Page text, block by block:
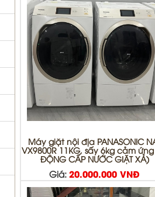
Máy giặt nội địa PANASONIC
VX9800R 11KG, sấy 6kg cảm ứng
ĐỘNG CẤP NƯỚC GIẶT XẢ)
Giá: 20.000.000 VNĐ